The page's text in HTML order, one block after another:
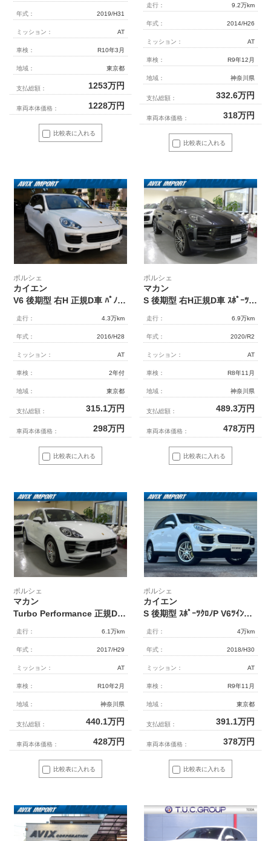
比較表に入れる
年式： 2019/H31
ミッション： AT
車検： R10年3月
地域： 東京都
支払総額： 1253万円
車両本体価格： 1228万円
比較表に入れる
走行： 9.2万km
年式： 2014/H26
ミッション： AT
車検： R9年12月
地域： 神奈川県
支払総額： 332.6万円
車両本体価格： 318万円
比較表に入れる
ポルシェ
カイエン
V6 後期型 右H 正規D車 ﾊﾟﾉﾗﾐｯｸR 黒/ﾍﾞｰｼﾞｭﾂｰﾄﾝｲﾝﾃﾘｱ ｼｰﾄﾋｰﾀｰ 純正ﾅﾋﾞ 地ﾃﾞｼﾞ Bｶﾒﾗ＆PAS ACC 電動Rｹﾞｰﾄ 純正18ｲﾝﾁAW(黒塗装) 禁煙
走行： 4.3万km
年式： 2016/H28
ミッション： AT
車検： 2年付
地域： 東京都
支払総額： 315.1万円
車両本体価格： 298万円
比較表に入れる
ポルシェ
マカン
S 後期型 右H正規D車 ｽﾎﾟｰﾂｸﾛﾉPKG ﾊﾟﾉﾗﾐｯｸR ﾍﾞｰｼﾞｭ半革 全席ｼｰﾄﾋｰﾀｰ&ｽﾃｱﾘﾝｸﾞﾋｰﾀｰ 3ｿﾞｰﾝAC PCMﾅﾋﾞ 全周ｶﾒﾗ&PAS ACC&LCA&LKA LEDﾍｯﾄﾞﾗｲﾄ ｺﾝﾌｫｰﾄA 電動Rｹﾞｰﾄ ｽﾎﾟｰﾂﾃｰﾙﾊﾟｲﾌﾟ 純正21AW 禁煙
走行： 6.9万km
年式： 2020/R2
ミッション： AT
車検： R8年11月
地域： 神奈川県
支払総額： 489.3万円
車両本体価格： 478万円
比較表に入れる
ポルシェ
マカン
Turbo Performance 正規D車 ｽﾎﾟｰﾂｸﾛﾉPKG 黒/ﾍﾞｰｼﾞｭﾂｰﾄﾝ革 18Way電動ｱﾀﾞﾌﾟﾃｨﾌﾞｽﾎﾟｰﾂｼｰﾄ 全席ｼｰﾄﾋｰﾀｰ 3ｿﾞｰﾝAC PCMﾅﾋﾞ 地ﾃﾞｼﾞﾁｭｰﾅｰ BOSE Bｶﾒﾗ＆PAS ACC&LDW ﾊﾞｲｷｾﾉﾝHL(PDLS付) ｽﾎﾟｰﾂｴｸﾞｿﾞｰｽﾄ PASM 赤ｷｬﾘﾊﾟｰ 純正19AW
走行： 6.1万km
年式： 2017/H29
ミッション： AT
車検： R10年2月
地域： 神奈川県
支払総額： 440.1万円
車両本体価格： 428万円
比較表に入れる
ポルシェ
カイエン
S 後期型 ｽﾎﾟｰﾂｸﾛﾉP V6ﾂｲﾝTB 黒ﾍﾞｰｼﾞｭ革 社外SDﾅﾋﾞ地ﾃﾞｼﾞB&Sｶﾒﾗ 前席ｼｰﾄﾋｰﾀｰ PDLS付ﾊﾞｲｷｾﾉﾝﾗｲﾄ 自動ﾄﾗﾝｸ 分割可倒式ｼｰﾄ ｽﾀｰﾄ/ｽﾄｯﾌﾟ機能 ﾊﾟｰｸｱｼｽﾄ ﾀｰﾎﾞ用19AW 禁煙 右H
走行： 4万km
年式： 2018/H30
ミッション： AT
車検： R9年11月
地域： 東京都
支払総額： 391.1万円
車両本体価格： 378万円